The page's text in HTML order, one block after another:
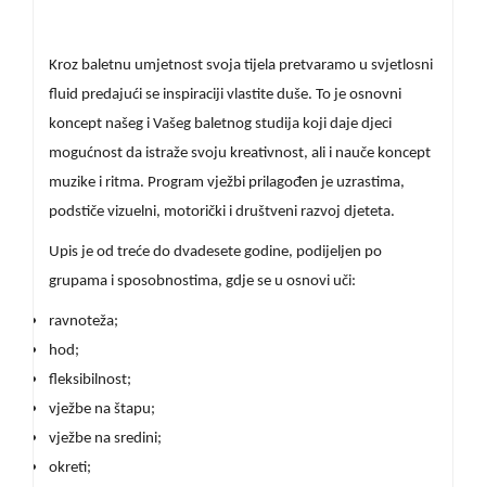
Kroz baletnu umjetnost svoja tijela pretvaramo u svjetlosni
fluid predajući se inspiraciji vlastite duše. To je osnovni
koncept našeg i Vašeg baletnog studija koji daje djeci
mogućnost da istraže svoju kreativnost, ali i nauče koncept
muzike i ritma. Program vježbi prilagođen je uzrastima,
podstiče vizuelni, motorički i društveni razvoj djeteta.
Upis je od treće do dvadesete godine, podijeljen po
grupama i sposobnostima, gdje se u osnovi uči:
ravnoteža;
hod;
fleksibilnost;
vježbe na štapu;
vježbe na sredini;
okreti;